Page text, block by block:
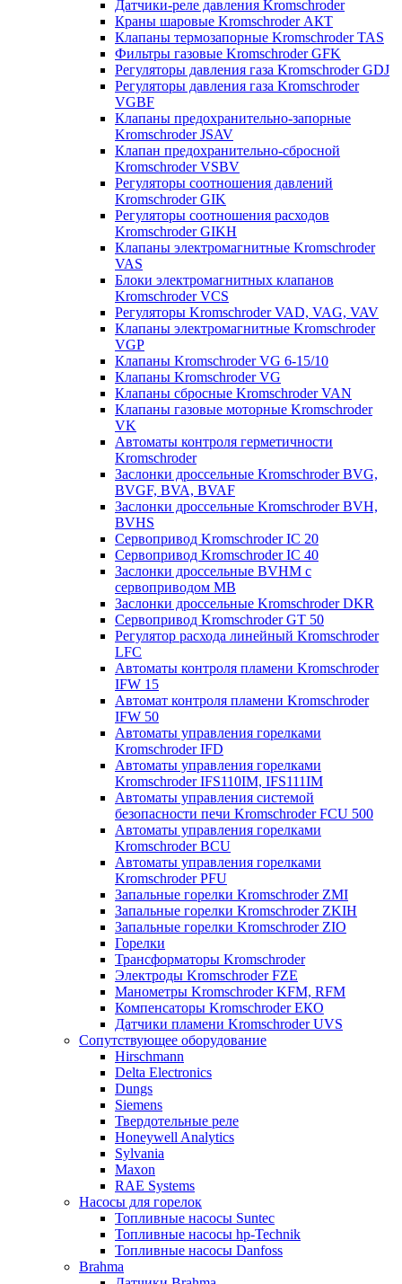
Датчики-реле давления Kromschroder
Краны шаровые Kromschroder АКТ
Клапаны термозапорные Kromschroder TAS
Фильтры газовые Kromschroder GFK
Регуляторы давления газа Kromschroder GDJ
Регуляторы давления газа Kromschroder
VGBF
Клапаны предохранительно-запорные
Kromschroder JSAV
Клапан предохранительно-сбросной
Kromschroder VSBV
Регуляторы соотношения давлений
Kromschroder GIK
Регуляторы соотношения расходов
Kromschroder GIKH
Клапаны электромагнитные Kromschroder
VAS
Блоки электромагнитных клапанов
Kromschroder VCS
Регуляторы Kromschroder VAD, VAG, VAV
Клапаны электромагнитные Kromschroder
VGP
Клапаны Kromschroder VG 6-15/10
Клапаны Kromschroder VG
Клапаны сбросные Kromschroder VAN
Клапаны газовые моторные Kromschroder
VK
Автоматы контроля герметичности
Kromschroder
Заслонки дроссельные Kromschroder BVG,
BVGF, BVA, BVAF
Заслонки дроссельные Kromschroder BVH,
BVHS
Сервопривод Kromschroder IC 20
Сервопривод Kromschroder IC 40
Заслонки дроссельные BVHM с
сервоприводом МВ
Заслонки дроссельные Kromschroder DKR
Cервопривод Kromschroder GT 50
Регулятор расхода линейный Kromschroder
LFC
Автоматы контроля пламени Kromschroder
IFW 15
Автомат контроля пламени Kromschroder
IFW 50
Автоматы управления горелками
Kromschroder IFD
Автоматы управления горелками
Kromschroder IFS110IM, IFS111IM
Автоматы управления системой
безопасности печи Kromschroder FCU 500
Автоматы управления горелками
Kromschroder BCU
Автоматы управления горелками
Kromschroder PFU
Запальные горелки Kromschroder ZМI
Запальные горелки Kromschroder ZKIH
Запальные горелки Kromschroder ZIO
Горелки
Трансформаторы Kromschroder
Электроды Kromschroder FZE
Манометры Kromschroder KFM, RFM
Компенсаторы Kromschroder ЕКО
Датчики пламени Kromschroder UVS
Сопутствующее оборудование
Hirschmann
Delta Electronics
Dungs
Siemens
Твердотельные реле
Honeywell Analytics
Sylvania
Maxon
RAE Systems
Насосы для горелок
Топливные насосы Suntec
Топливные насосы hp-Technik
Топливные насосы Danfoss
Brahma